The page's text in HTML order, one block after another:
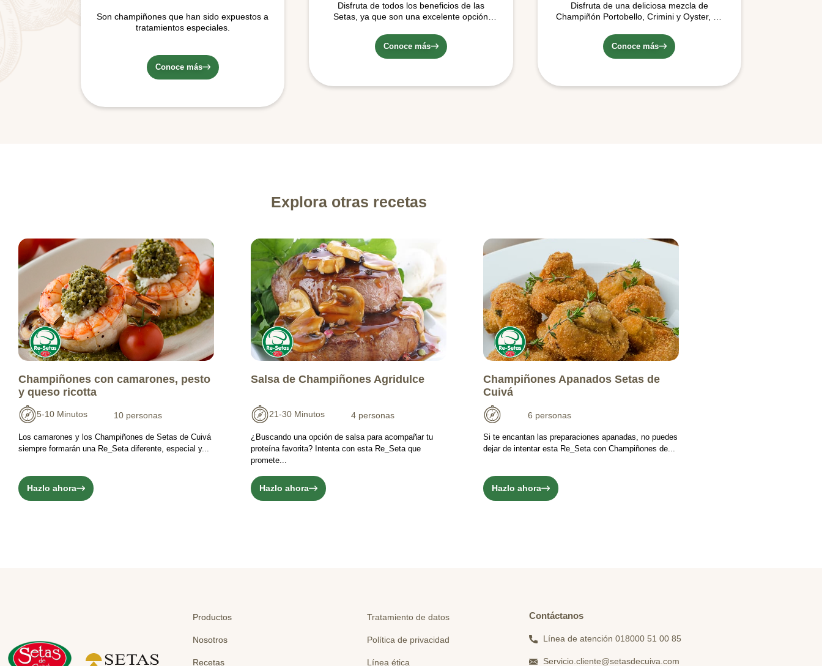
Son champiñones que han sido expuestos a
tratamientos especiales.
Conoce más
Disfruta de todos los beneficios de las
Setas, ya que son una excelente opción
vitaminas y minerales y su bajo aporte de
calorías y grasas.
Conoce más
Disfruta de una deliciosa mezcla de
Champiñón Portobello, Crimini y Oyster, en
preparación para una o dos personas.
Conoce más
Explora otras recetas
Champiñones con camarones, pesto
y queso ricotta
5-10 Minutos 10 personas
Los camarones y los Champiñones de Setas de Cuivá
siempre formarán una Re_Seta diferente, especial y...
Hazlo ahora
Salsa de Champiñones Agridulce
21-30 Minutos 4 personas
¿Buscando una opción de salsa para acompañar tu
proteína favorita? Intenta con esta Re_Seta que
promete...
Hazlo ahora
Champiñones Apanados Setas de
Cuivá
6 personas
Si te encantan las preparaciones apanadas, no puedes
dejar de intentar esta Re_Seta con Champiñones de...
Hazlo ahora
Productos
Nosotros
Recetas
Tratamiento de datos
Política de privacidad
Línea ética
Contáctanos
Línea de atención 018000 51 00 85
Servicio.cliente@setasdecuiva.com